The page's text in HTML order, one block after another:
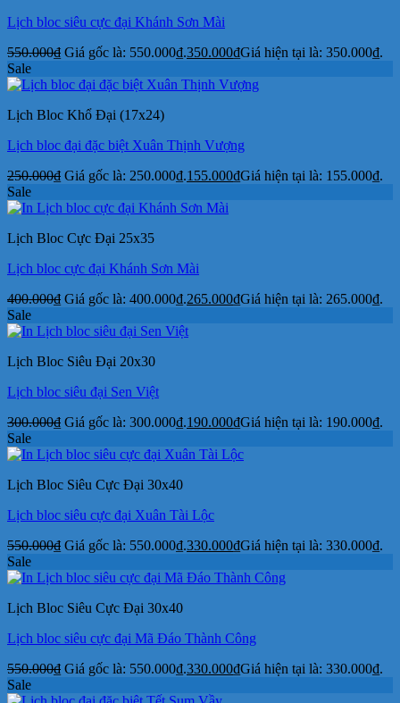
Lịch bloc siêu cực đại Khánh Sơn Mài
550.000₫ Giá gốc là: 550.000₫.350.000₫Giá hiện tại là: 350.000₫.
Sale
Lịch Bloc Khổ Đại (17x24)
Lịch bloc đại đặc biệt Xuân Thịnh Vượng
250.000₫ Giá gốc là: 250.000₫.155.000₫Giá hiện tại là: 155.000₫.
Sale
Lịch Bloc Cực Đại 25x35
Lịch bloc cực đại Khánh Sơn Mài
400.000₫ Giá gốc là: 400.000₫.265.000₫Giá hiện tại là: 265.000₫.
Sale
Lịch Bloc Siêu Đại 20x30
Lịch bloc siêu đại Sen Việt
300.000₫ Giá gốc là: 300.000₫.190.000₫Giá hiện tại là: 190.000₫.
Sale
Lịch Bloc Siêu Cực Đại 30x40
Lịch bloc siêu cực đại Xuân Tài Lộc
550.000₫ Giá gốc là: 550.000₫.330.000₫Giá hiện tại là: 330.000₫.
Sale
Lịch Bloc Siêu Cực Đại 30x40
Lịch bloc siêu cực đại Mã Đáo Thành Công
550.000₫ Giá gốc là: 550.000₫.330.000₫Giá hiện tại là: 330.000₫.
Sale